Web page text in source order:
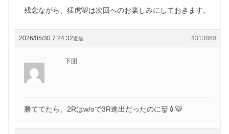
残念ながら、猛虎🐯は次回へのお楽しみにしておきます。
2026/05/30 7:24:32 #313860
返信
下団
勝ててたら、2Rはw/oで3R進出だったのに👹💉🐯